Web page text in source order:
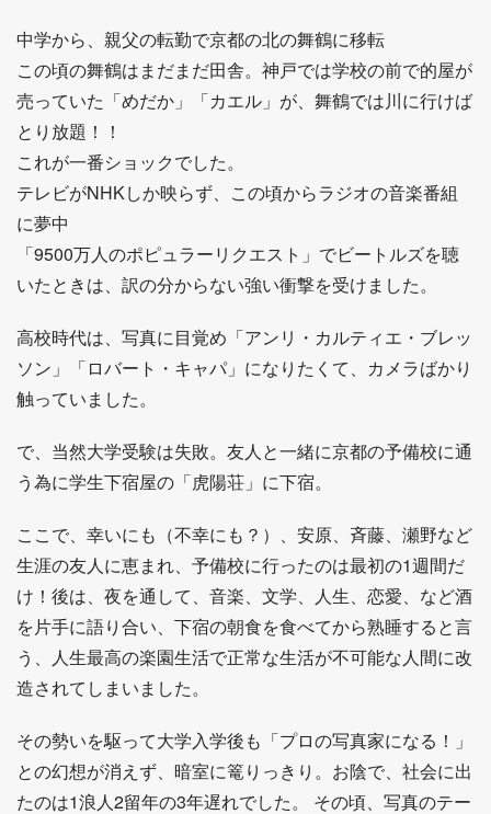
中学から、親父の転勤で京都の北の舞鶴に移転
この頃の舞鶴はまだまだ田舎。神戸では学校の前で的屋が
売っていた「めだか」「カエル」が、舞鶴では川に行けば
とり放題！！
これが一番ショックでした。
テレビがNHKしか映らず、この頃からラジオの音楽番組
に夢中
「9500万人のポピュラーリクエスト」でビートルズを聴
いたときは、訳の分からない強い衝撃を受けました。
高校時代は、写真に目覚め「アンリ・カルティエ・ブレッ
ソン」「ロバート・キャパ」になりたくて、カメラばかり
触っていました。
で、当然大学受験は失敗。友人と一緒に京都の予備校に通
う為に学生下宿屋の「虎陽荘」に下宿。
ここで、幸いにも（不幸にも？）、安原、斉藤、瀬野など
生涯の友人に恵まれ、予備校に行ったのは最初の1週間だ
け！後は、夜を通して、音楽、文学、人生、恋愛、など酒
を片手に語り合い、下宿の朝食を食べてから熟睡すると言
う、人生最高の楽園生活で正常な生活が不可能な人間に改
造されてしまいました。
その勢いを駆って大学入学後も「プロの写真家になる！」
との幻想が消えず、暗室に篭りっきり。お陰で、社会に出
たのは1浪人2留年の3年遅れでした。 その頃、写真のテー